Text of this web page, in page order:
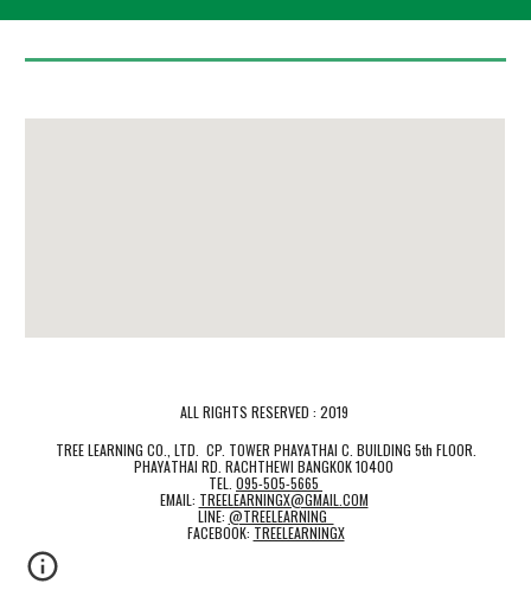
ALL RIGHTS RESERVED : 2019
TREE LEARNING CO., LTD. CP. TOWER PHAYATHAI C. BUILDING 5th FLOOR.
PHAYATHAI RD. RACHTHEWI BANGKOK 10400
TEL. 095-505-5665
EMAIL: TREELEARNINGX@GMAIL.COM
LINE: @TREELEARNING
FACEBOOK: TREELEARNINGX